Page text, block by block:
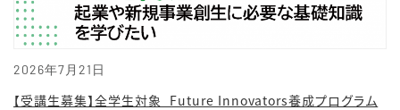
2026年7月21日
【受講生募集】全学生対象_Future Innovators養成プログラム